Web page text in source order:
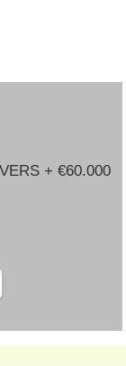
+ €60.000